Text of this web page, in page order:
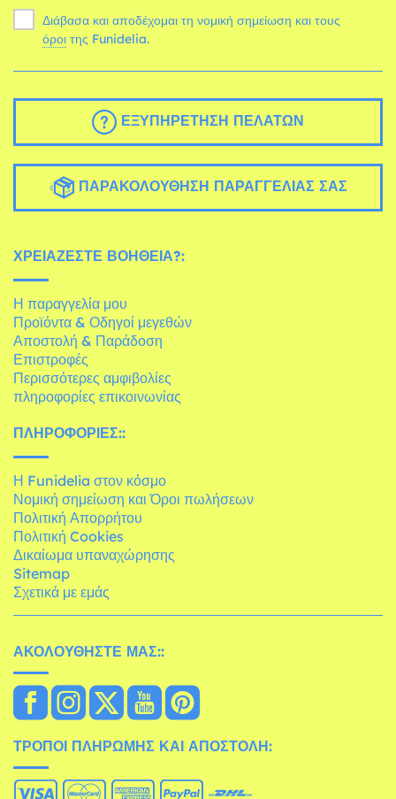
Διάβασα και αποδέχομαι τη νομική σημείωση και τους
όροι της Funidelia.
ΕΞΥΠΗΡΈΤΗΣΗ ΠΕΛΑΤΏΝ
ΠΑΡΑΚΟΛΟΎΘΗΣΗ ΠΑΡΑΓΓΕΛΊΑΣ ΣΑΣ
ΧΡΕΙΆΖΕΣΤΕ ΒΟΉΘΕΙΑ?:
Η παραγγελία μου
Προϊόντα & Οδηγοί μεγεθών
Αποστολή & Παράδοση
Επιστροφές
Περισσότερες αμφιβολίες
πληροφορίες επικοινωνίας
ΠΛΗΡΟΦΟΡΊΕΣ::
Η Funidelia στον κόσμο
Νομική σημείωση και Όροι πωλήσεων
Πολιτική Απορρήτου
Πολιτική Cookies
Δικαίωμα υπαναχώρησης
Sitemap
Σχετικά με εμάς
ΑΚΟΛΟΥΘΉΣΤΕ ΜΑΣ::
ΤΡΌΠΟΙ ΠΛΗΡΩΜΉΣ ΚΑΙ ΑΠΟΣΤΟΛΉ: